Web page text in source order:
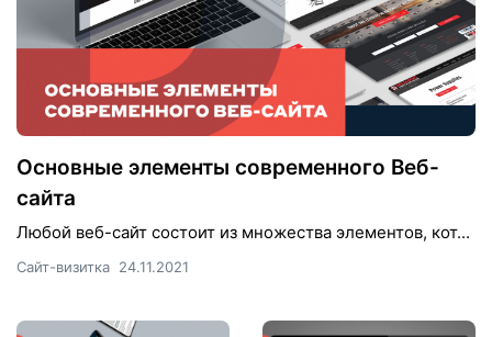
Основные элементы современного Веб-
сайта
Любой веб-сайт состоит из множества элементов, кот...
Сайт-визитка 24.11.2021